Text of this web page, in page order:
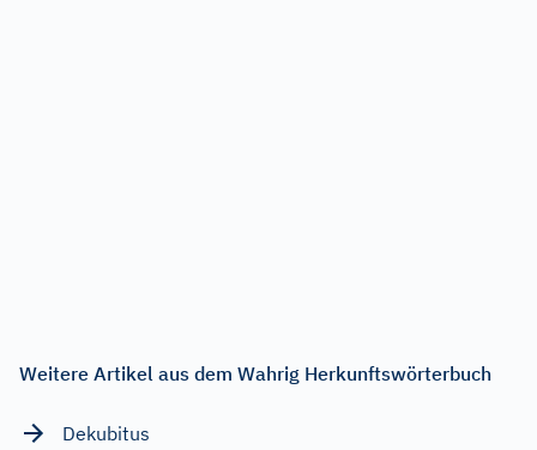
Weitere Artikel aus dem Wahrig Herkunftswörterbuch
Dekubitus